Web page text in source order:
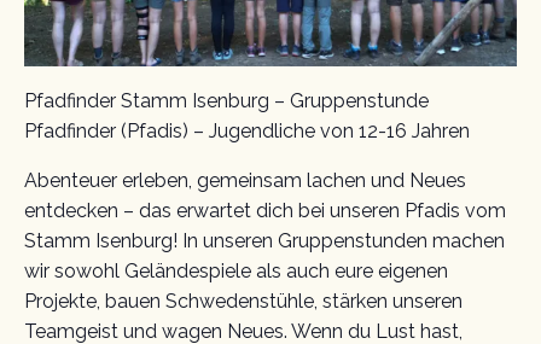
Pfadfinder Stamm Isenburg – Gruppenstunde
Pfadfinder (Pfadis) – Jugendliche von 12-16 Jahren
Abenteuer erleben, gemeinsam lachen und Neues
entdecken – das erwartet dich bei unseren Pfadis vom
Stamm Isenburg! In unseren Gruppenstunden machen
wir sowohl Geländespiele als auch eure eigenen
Projekte, bauen Schwedenstühle, stärken unseren
Teamgeist und wagen Neues. Wenn du Lust hast,